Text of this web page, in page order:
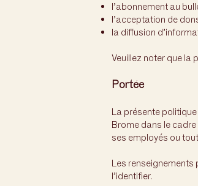
l’abonnement au
l’acceptation de
la diffusion
Veuillez noter que la
Portée
La présente
Brome dans le
ses employés ou
Les renseignements
l’identifier.